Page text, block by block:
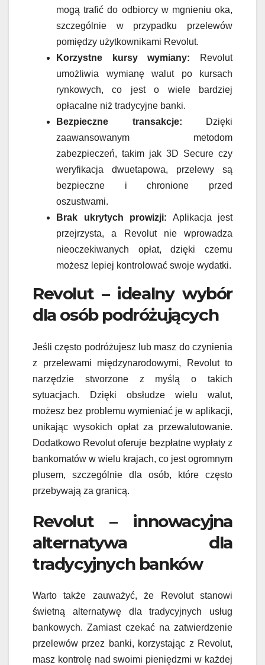
mogą trafić do odbiorcy w mgnieniu oka,
szczególnie w przypadku przelewów
pomiędzy użytkownikami Revolut.
Korzystne kursy wymiany: Revolut
umożliwia wymianę walut po kursach
rynkowych, co jest o wiele bardziej
opłacalne niż tradycyjne banki.
Bezpieczne transakcje: Dzięki
zaawansowanym metodom
zabezpieczeń, takim jak 3D Secure czy
weryfikacja dwuetapowa, przelewy są
bezpieczne i chronione przed
oszustwami.
Brak ukrytych prowizji: Aplikacja jest
przejrzysta, a Revolut nie wprowadza
nieoczekiwanych opłat, dzięki czemu
możesz lepiej kontrolować swoje wydatki.
Revolut – idealny wybór
dla osób podróżujących
Jeśli często podróżujesz lub masz do czynienia
z przelewami międzynarodowymi, Revolut to
narzędzie stworzone z myślą o takich
sytuacjach. Dzięki obsłudze wielu walut,
możesz bez problemu wymieniać je w aplikacji,
unikając wysokich opłat za przewalutowanie.
Dodatkowo Revolut oferuje bezpłatne wypłaty z
bankomatów w wielu krajach, co jest ogromnym
plusem, szczególnie dla osób, które często
przebywają za granicą.
Revolut – innowacyjna
alternatywa dla
tradycyjnych banków
Warto także zauważyć, że Revolut stanowi
świetną alternatywę dla tradycyjnych usług
bankowych. Zamiast czekać na zatwierdzenie
przelewów przez banki, korzystając z Revolut,
masz kontrolę nad swoimi pieniędzmi w każdej